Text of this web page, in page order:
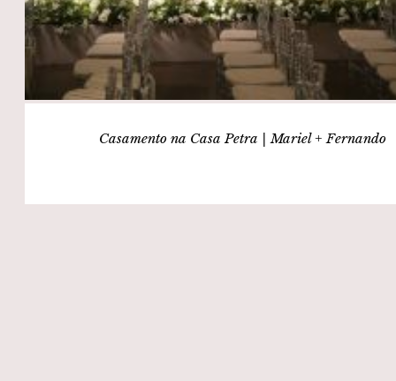
Casamento na Casa Petra | Mariel + Fernando